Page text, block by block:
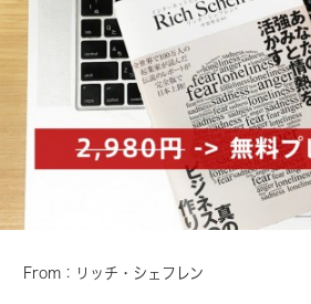
From：リッチ・シェフレン